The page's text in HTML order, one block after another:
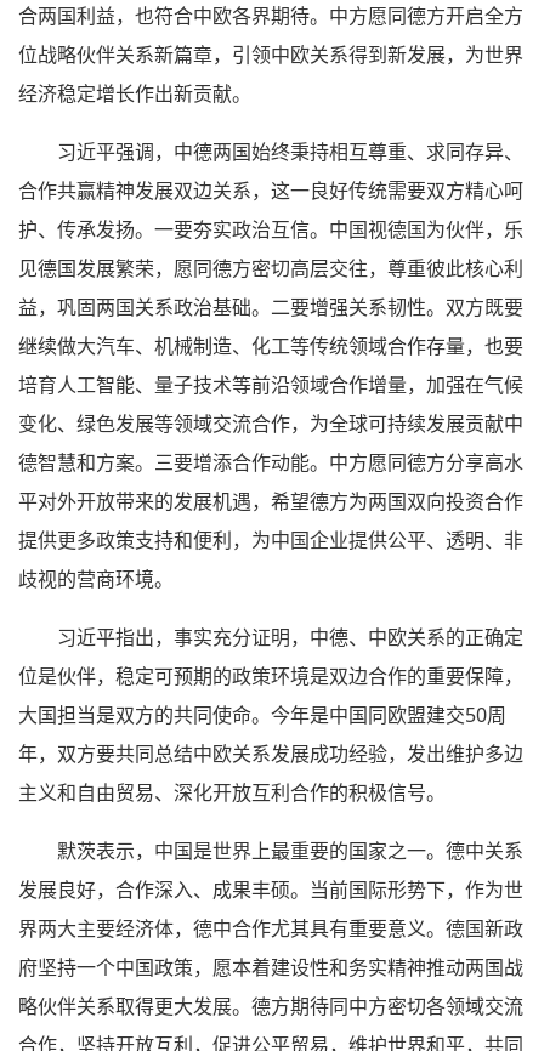
合两国利益，也符合中欧各界期待。中方愿同德方开启全方
位战略伙伴关系新篇章，引领中欧关系得到新发展，为世界
经济稳定增长作出新贡献。
习近平强调，中德两国始终秉持相互尊重、求同存异、
合作共赢精神发展双边关系，这一良好传统需要双方精心呵
护、传承发扬。一要夯实政治互信。中国视德国为伙伴，乐
见德国发展繁荣，愿同德方密切高层交往，尊重彼此核心利
益，巩固两国关系政治基础。二要增强关系韧性。双方既要
继续做大汽车、机械制造、化工等传统领域合作存量，也要
培育人工智能、量子技术等前沿领域合作增量，加强在气候
变化、绿色发展等领域交流合作，为全球可持续发展贡献中
德智慧和方案。三要增添合作动能。中方愿同德方分享高水
平对外开放带来的发展机遇，希望德方为两国双向投资合作
提供更多政策支持和便利，为中国企业提供公平、透明、非
歧视的营商环境。
习近平指出，事实充分证明，中德、中欧关系的正确定
位是伙伴，稳定可预期的政策环境是双边合作的重要保障，
大国担当是双方的共同使命。今年是中国同欧盟建交50周
年，双方要共同总结中欧关系发展成功经验，发出维护多边
主义和自由贸易、深化开放互利合作的积极信号。
默茨表示，中国是世界上最重要的国家之一。德中关系
发展良好，合作深入、成果丰硕。当前国际形势下，作为世
界两大主要经济体，德中合作尤其具有重要意义。德国新政
府坚持一个中国政策，愿本着建设性和务实精神推动两国战
略伙伴关系取得更大发展。德方期待同中方密切各领域交流
合作，坚持开放互利，促进公平贸易，维护世界和平，共同